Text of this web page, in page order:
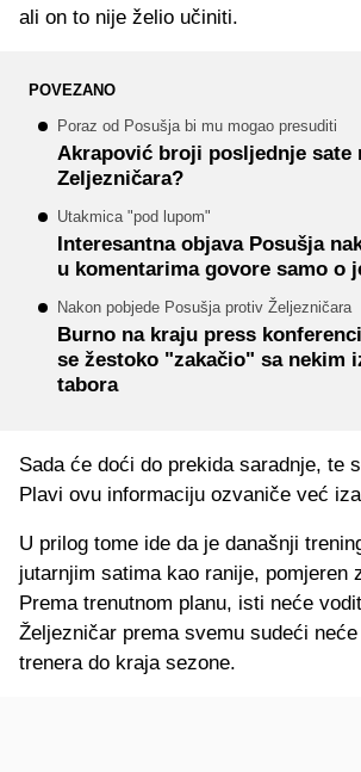
ali on to nije želio učiniti.
POVEZANO
Poraz od Posušja bi mu mogao presuditi
Akrapović broji posljednje sate
Zeljezničara?
Utakmica "pod lupom"
Interesantna objava Posušja
u komentarima govore samo o
Nakon pobjede Posušja protiv Željezničara
Burno na kraju press
se žestoko "zakačio" sa nekim
tabora
Sada će doći do prekida saradnje, te
Plavi ovu informaciju ozvaniče već
U prilog tome ide da je današnji
jutarnjim satima kao ranije, pomjeren
Prema trenutnom planu, isti neće
Željezničar prema svemu sudeći
trenera do kraja sezone.